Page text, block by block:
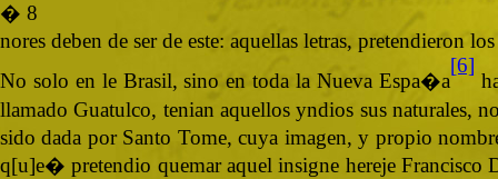
� 8
nores deben de ser de este: aquellas letras, pretendieron
No solo en le Brasil, sino en toda la Nueva Espa�a
[6]
llamado Guatulco, tenian aquellos yndios sus naturales,
sido dada por Santo Tome, cuya imagen, y propio
q[u]e� pretendio quemar aquel insigne hereje Francisco